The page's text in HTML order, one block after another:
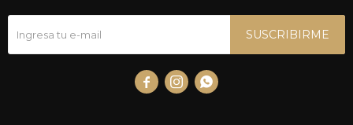
SUSCRIBIRME
  